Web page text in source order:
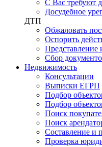
С Вас требуют
Досудебное
ДТП
Обжаловать
Оспорить
Сбор
Недвижимость
Консультации
Выписки ЕГРП
Подбор
Подбор
Поиск
Поиск
Составление и
Проверка